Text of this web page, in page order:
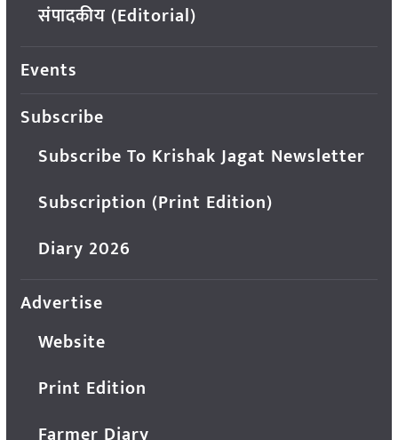
संपादकीय (Editorial)
Events
Subscribe
Subscribe To Krishak Jagat Newsletter
Subscription (Print Edition)
Diary 2026
Advertise
Website
Print Edition